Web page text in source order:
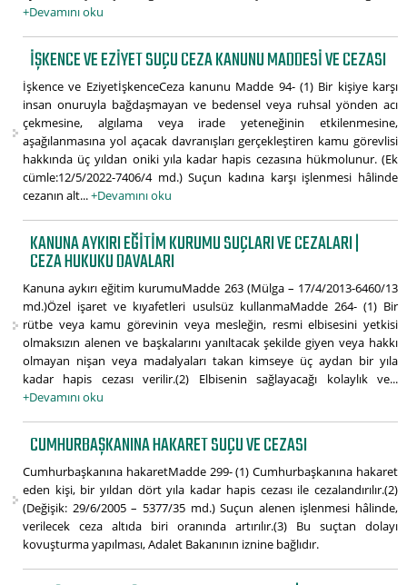
+Devamını oku
İŞKENCE VE EZIYET SUÇU CEZA KANUNU MADDESI VE CEZASI
İşkence ve EziyetİşkenceCeza kanunu Madde 94- (1) Bir kişiye karşı
insan onuruyla bağdaşmayan ve bedensel veya ruhsal yönden acı
çekmesine, algılama veya irade yeteneğinin etkilenmesine,
aşağılanmasına yol açacak davranışları gerçekleştiren kamu görevlisi
hakkında üç yıldan oniki yıla kadar hapis cezasına hükmolunur. (Ek
cümle:12/5/2022-7406/4 md.) Suçun kadına karşı işlenmesi hâlinde
cezanın alt...+Devamını oku
KANUNA AYKIRI EĞITIM KURUMU SUÇLARI VE CEZALARI |
CEZA HUKUKU DAVALARI
Kanuna aykırı eğitim kurumuMadde 263 (Mülga – 17/4/2013-6460/13
md.)Özel işaret ve kıyafetleri usulsüz kullanmaMadde 264- (1) Bir
rütbe veya kamu görevinin veya mesleğin, resmi elbisesini yetkisi
olmaksızın alenen ve başkalarını yanıltacak şekilde giyen veya hakkı
olmayan nişan veya madalyaları takan kimseye üç aydan bir yıla
kadar hapis cezası verilir.(2) Elbisenin sağlayacağı kolaylık ve...
+Devamını oku
CUMHURBAŞKANINA HAKARET SUÇU VE CEZASI
Cumhurbaşkanına hakaretMadde 299- (1) Cumhurbaşkanına hakaret
eden kişi, bir yıldan dört yıla kadar hapis cezası ile cezalandırılır.(2)
(Değişik: 29/6/2005 – 5377/35 md.) Suçun alenen işlenmesi hâlinde,
verilecek ceza altıda biri oranında artırılır.(3) Bu suçtan dolayı
kovuşturma yapılması, Adalet Bakanının iznine bağlıdır.